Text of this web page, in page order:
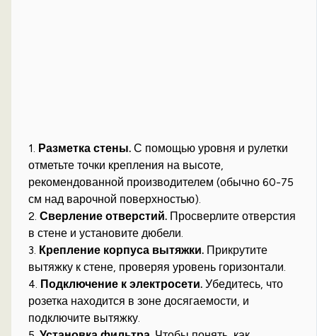
1. Разметка стены. С помощью уровня и рулетки
отметьте точки крепления на высоте,
рекомендованной производителем (обычно 60-75
см над варочной поверхностью).
2.Сверление отверстий. Просверлите отверстия
в стене и установите дюбели.
3. Крепление корпуса вытяжки. Прикрутите
вытяжку к стене, проверяя уровень горизонтали.
4. Подключение к электросети. Убедитесь, что
розетка находится в зоне досягаемости, и
подключите вытяжку.